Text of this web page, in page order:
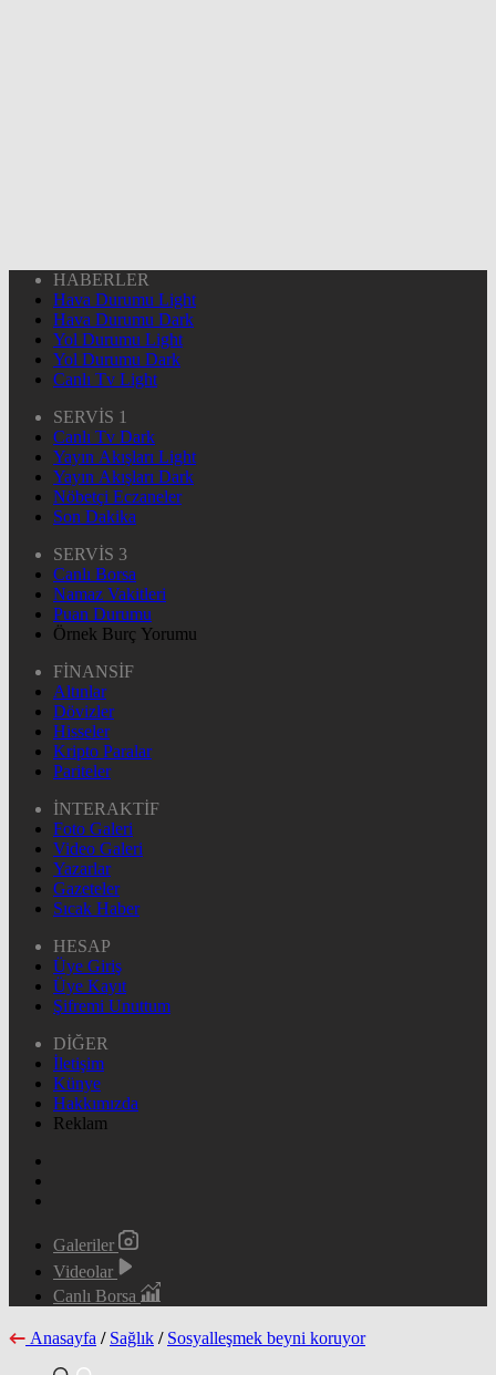
HABERLER
Hava Durumu Light
Hava Durumu Dark
Yol Durumu Light
Yol Durumu Dark
Canlı Tv Light
SERVİS 1
Canlı Tv Dark
Yayın Akışları Light
Yayın Akışları Dark
Nöbetçi Eczaneler
Son Dakika
SERVİS 3
Canlı Borsa
Namaz Vakitleri
Puan Durumu
Örnek Burç Yorumu
FİNANSİF
Altınlar
Dövizler
Hisseler
Kripto Paralar
Pariteler
İNTERAKTİF
Foto Galeri
Video Galeri
Yazarlar
Gazeteler
Sıcak Haber
HESAP
Üye Giriş
Üye Kayıt
Şifremi Unuttum
DİĞER
İletişim
Künye
Hakkımızda
Reklam
Galeriler
Videolar
Canlı Borsa
Anasayfa / Sağlık / Sosyalleşmek beyni koruyor